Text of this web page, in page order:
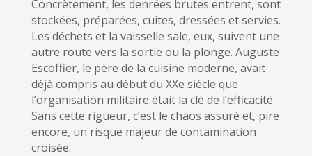
Concrètement, les denrées brutes entrent, sont
stockées, préparées, cuites, dressées et servies.
Les déchets et la vaisselle sale, eux, suivent une
autre route vers la sortie ou la plonge. Auguste
Escoffier, le père de la cuisine moderne, avait
déjà compris au début du XXe siècle que
l’organisation militaire était la clé de l’efficacité.
Sans cette rigueur, c’est le chaos assuré et, pire
encore, un risque majeur de contamination
croisée.